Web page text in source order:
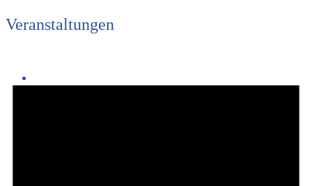
Veranstaltungen